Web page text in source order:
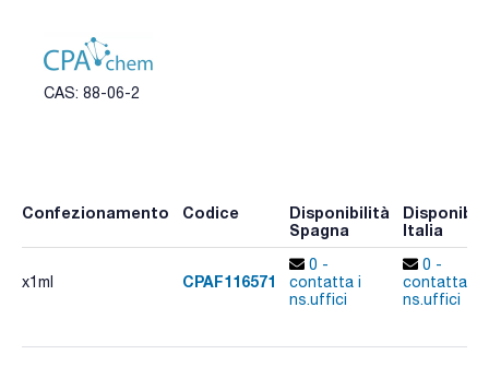
CAS: 88-06-2
Confezionamento Codice
Disponibilità
Spagna
Italia
x1ml CPAF116571
0 -
contatta i
ns.uffici
0 -
contatta i
ns.uffici